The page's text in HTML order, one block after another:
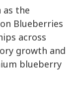
the
Blueberries
across
growth and
blueberry